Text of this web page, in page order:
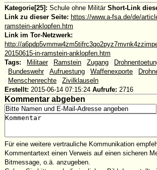
Kategorie[25]: Schule ohne Militär Short-Link
Link zu dieser Seite: https://www.a-fsa.de/de/
ramstein-anklopfen.htm
Link im Tor-Netzwerk:
http://
20150615-in-ramstein-anklopfen.htm
Tags:
Militaer Ramstein Zugang
Bundeswehr Aufruestung Waffenexporte
Menschenrechte
Zivilklauseln
Erstellt: 2015-06-14 07:15:24 Aufrufe: 2716
Kommentar abgeben
Für eine weitere vertrauliche Kommunikation
Kommentartext einen Verweis auf einen sicheren
Bitmessage, o.ä. anzugeben.